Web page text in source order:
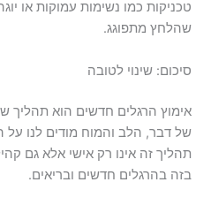
טכניקות כמו נשימות עמוקות או
שהלחץ מתפוגג.
סיכום: שינוי לטובה
אימוץ הרגלים חדשים הוא תהליך
של דבר, הלב והמוח מודים לנו
תהליך זה אינו רק אישי אלא גם
בזה בהרגלים חדשים ובריאים.